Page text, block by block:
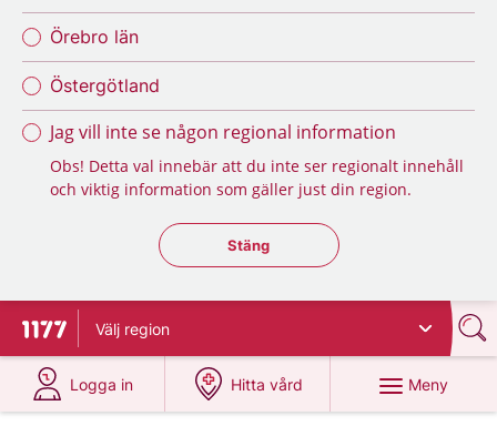
Örebro län
Östergötland
Jag vill inte se någon regional information
Obs! Detta val innebär att du inte ser regionalt innehåll
och viktig information som gäller just din region.
Stäng regionsväljaren
Stäng
Till startsidan för 1177
Välj region
Logga in
på 1177.se
Hitta vård
på 1177.se
Meny